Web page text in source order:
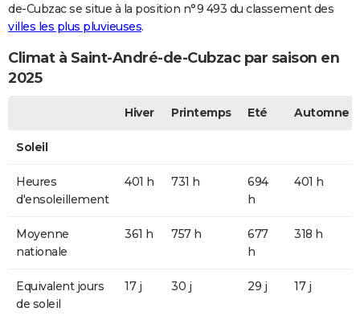
de-Cubzac se situe à la position n°9 493 du classement des
villes les plus pluvieuses.
Climat à Saint-André-de-Cubzac par saison en
2025
Hiver Printemps Eté Automne
Soleil
Heures
d'ensoleillement
401 h 731 h
694
h
401 h
Moyenne
nationale
361 h 757 h
677
h
318 h
Equivalent jours
de soleil
17 j 30 j 29 j 17 j